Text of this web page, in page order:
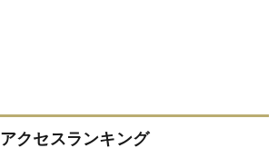
アクセスランキング